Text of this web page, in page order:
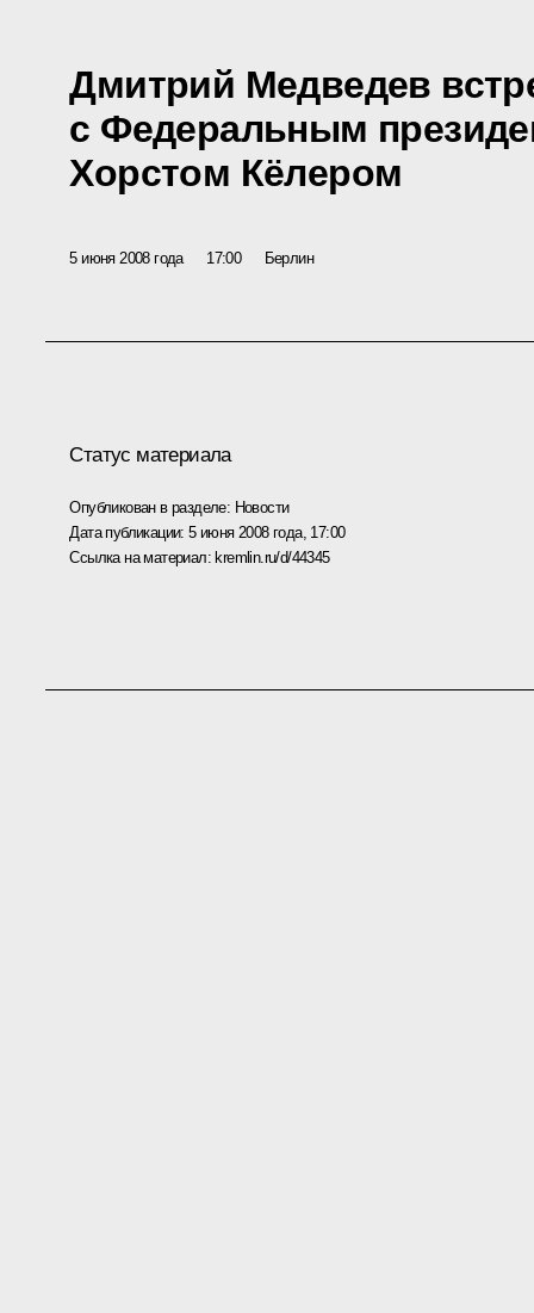
Дмитрий Медведев
с Федеральным
Хорстом Кёлером
5 июня 2008 года 17:00 Берлин
Статус материала
Опубликован в разделе: Новости
Дата публикации:5 июня 2008 года, 17:00
Ссылка на материал:kremlin.ru/d/44345